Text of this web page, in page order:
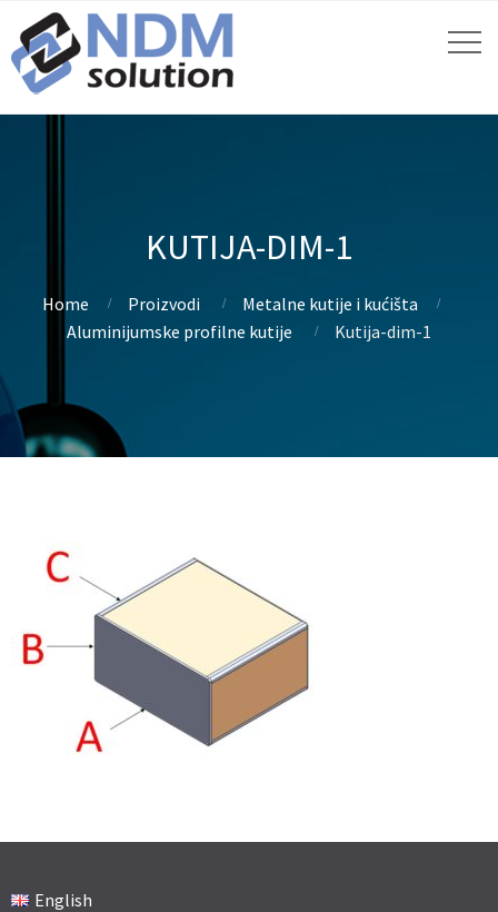
KUTIJA-DIM-1
Home Proizvodi
Metalne kutije i kućišta
Aluminijumske profilne kutije
Kutija-dim-1
English